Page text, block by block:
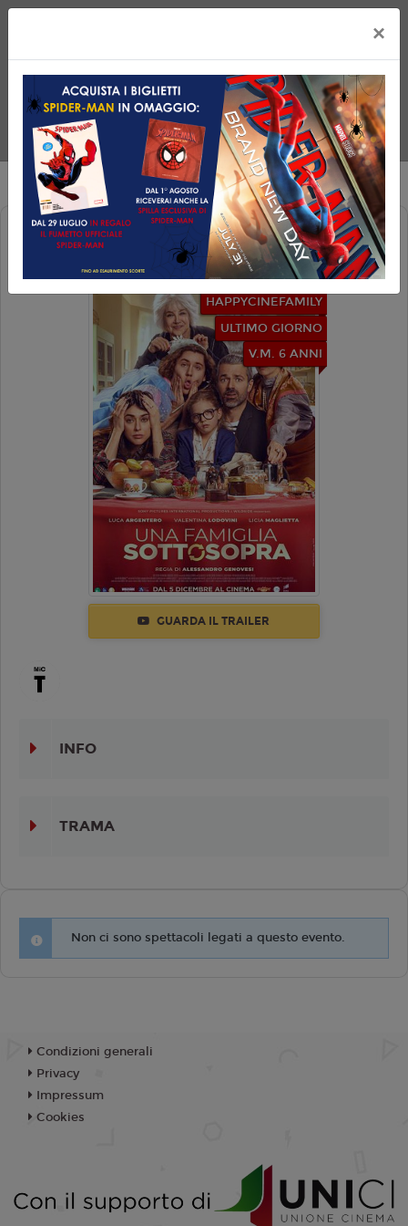
UNA FAMIGLIA SOTTOSOPRA
HAPPYCINEFAMILY
ULTIMO GIORNO
V.M. 6 ANNI
GUARDA IL TRAILER
INFO
TRAMA
Non ci sono spettacoli legati a questo evento.
×
Condizioni generali
Privacy
Impressum
Cookies